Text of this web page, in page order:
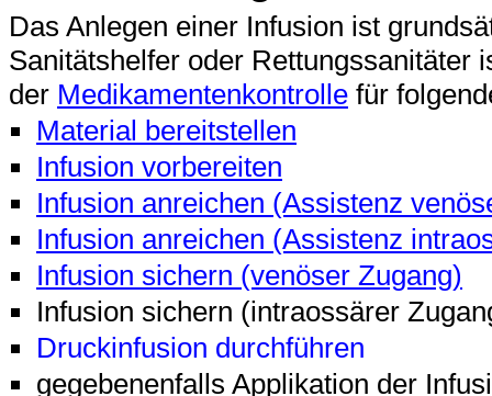
Das Anlegen einer Infusion ist
Sanitätshelfer oder Rettungssanitäter
der Medikamentenkontrolle für
Material bereitstellen
Infusion vorbereiten
Infusion anreichen (Assistenz
Infusion anreichen (Assistenz
Infusion sichern (venöser Zugang)
Infusion sichern (intraossärer
Druckinfusion durchführen
gegebenenfalls Applikation der